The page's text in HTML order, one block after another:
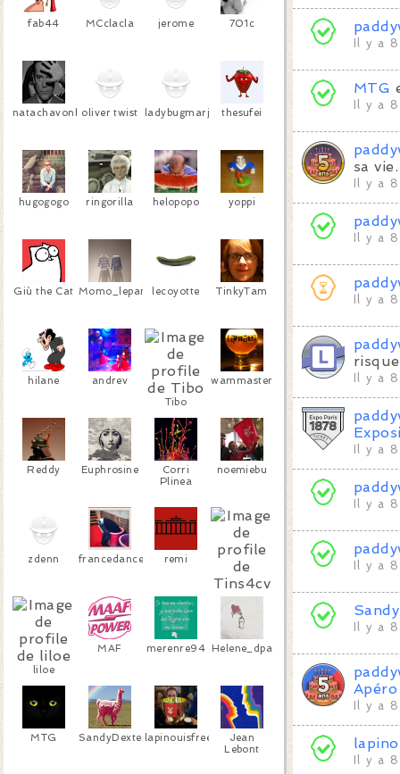
fab44 MCclacla jerome 701c
natachavonbraunoliver twist ladybugmarjo thesufei
hugogogo ringorilla helopopo yoppi
Giù the Cat Momo_lepandalecoyotte TinkyTam
hilane
andrev
Tibo
wammaster
Reddy Euphrosine
Corri
Plinea
noemiebu
zdenn francedancepantsremi
Tins4cv
liloe
MAF merenre94 Helene_dpa
MTG SandyDexterlapinouisfree
Jean
Lebont
Il y a
MTG
Il y a
sa vie.
Il y a
Il y a
Il y a
Il y a
Il y a
Il y a
Il y a
Il y a
Il y a
Il y a